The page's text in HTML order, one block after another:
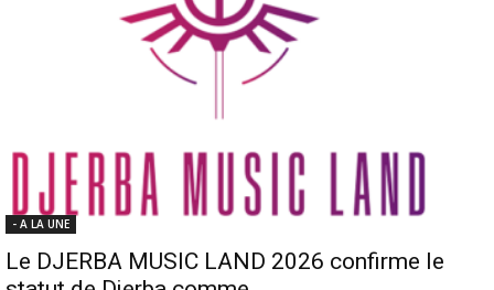
- A LA UNE
Le DJERBA MUSIC LAND 2026 confirme le